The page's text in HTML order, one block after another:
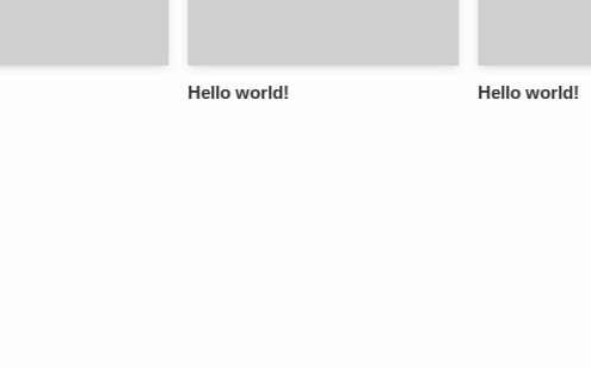
Hello world! Hello world!